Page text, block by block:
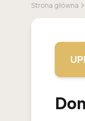
Strona główna